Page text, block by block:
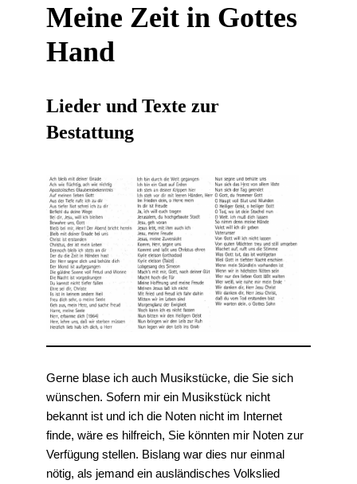
Meine Zeit in Gottes
Hand
Lieder und Texte zur
Bestattung
Gerne blase ich auch Musikstücke, die Sie sich
wünschen. Sofern mir ein Musikstück nicht
bekannt ist und ich die Noten nicht im Internet
finde, wäre es hilfreich, Sie könnten mir Noten zur
Verfügung stellen. Bislang war dies nur einmal
nötig, als jemand ein ausländisches Volkslied